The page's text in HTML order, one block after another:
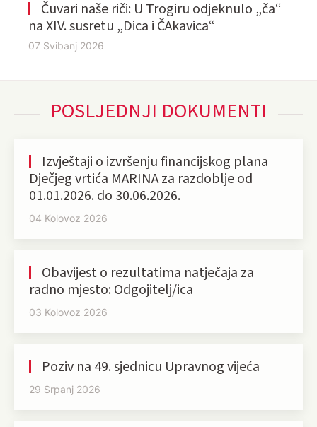
Čuvari naše riči: U Trogiru odjeknulo „ča“
na XIV. susretu „Dica i ČAkavica“
07 Svibanj 2026
POSLJEDNJI DOKUMENTI
Izvještaji o izvršenju financijskog plana
Dječjeg vrtića MARINA za razdoblje od
01.01.2026. do 30.06.2026.
04 Kolovoz 2026
Obavijest o rezultatima natječaja za
radno mjesto: Odgojitelj/ica
03 Kolovoz 2026
Poziv na 49. sjednicu Upravnog vijeća
29 Srpanj 2026